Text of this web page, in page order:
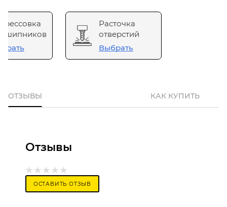
Расточка
отверстий
Выбрать
ОТЗЫВЫ КАК КУПИТЬ
Отзывы
ОСТАВИТЬ ОТЗЫВ